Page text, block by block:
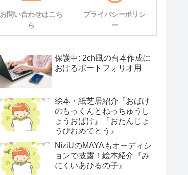
お問い合わせはこち
ら
プライバシーポリシ
ー
保護中: 2ch風の台本作成に
おけるポートフォリオ用
絵本・紙芝居紹介『おばけ
のもっくんとねっちゅうし
ょうおばけ』『おたんじょ
うびおめでとう』
NiziUのMAYAもオーディシ
ョンで披露！絵本紹介『み
にくいあひるの子』